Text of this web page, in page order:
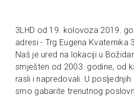
3LHD od 19. kolovoza 2019.
adresi - Trg Eugena Kvaternika
Naš je ured na lokaciji u
smješten od 2003. godine, od
rasli i napredovali. U
smo gabarite trenutnog